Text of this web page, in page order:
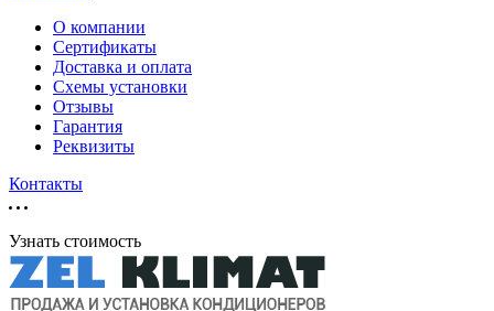
О компании
Сертификаты
Доставка и оплата
Схемы установки
Отзывы
Гарантия
Реквизиты
Контакты
Узнать стоимость